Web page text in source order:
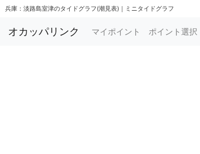
兵庫：淡路島室津のタイドグラフ(潮見表)｜ミニタイドグラフ
オカッパリンク マイポイント ポイント選択